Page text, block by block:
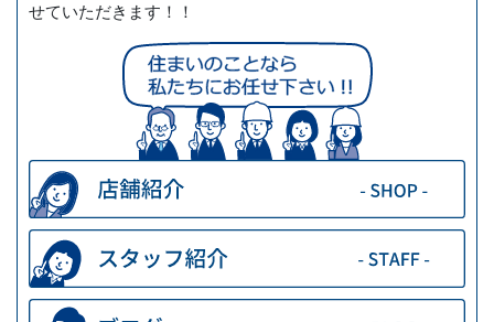
せていただきます！！